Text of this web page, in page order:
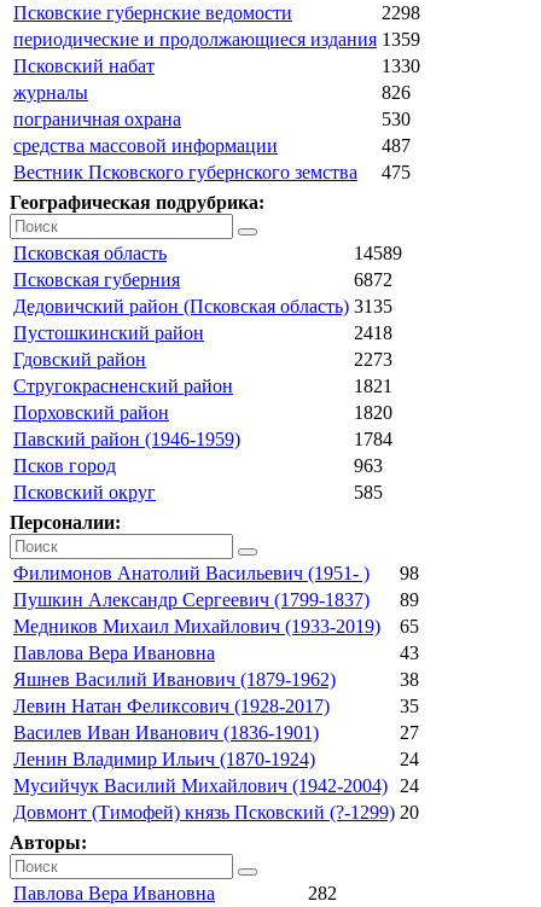
Псковские губернские ведомости
2298
периодические и продолжающиеся издания 1359
Псковский набат
1330
журналы
826
пограничная охрана
530
средства массовой информации
487
Вестник Псковского губернского земства
475
Географическая подрубрика:
Псковская область
14589
Псковская губерния
6872
Дедовичский район (Псковская область) 3135
Пустошкинский район
2418
Гдовский район
2273
Стругокрасненский район
1821
Порховский район
1820
Павский район (1946-1959)
1784
Псков город
963
Псковский округ
585
Персоналии:
Филимонов Анатолий Васильевич (1951- )
98
Пушкин Александр Сергеевич (1799-1837)
89
Медников Михаил Михайлович (1933-2019)
65
Павлова Вера Ивановна
43
Яшнев Василий Иванович (1879-1962)
38
Левин Натан Феликсович (1928-2017)
35
Василев Иван Иванович (1836-1901)
27
Ленин Владимир Ильич (1870-1924)
24
Мусийчук Василий Михайлович (1942-2004)
24
Довмонт (Тимофей) князь Псковский (?-1299) 20
Авторы:
Павлова Вера Ивановна
282